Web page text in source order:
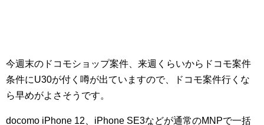
今週末のドコモショップ案件、来週くらいからドコモ案件
条件にU30が付く噂が出ていますので、ドコモ案件行くな
ら早めがよさそうです。
docomo iPhone 12、iPhone SE3などが通常のMNPで一括